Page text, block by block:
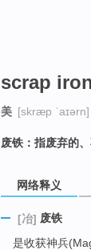
scrap
美 [skræp ˈaɪərn]
废铁：指废弃的
网络释义
[冶] 废铁
是收获神兵